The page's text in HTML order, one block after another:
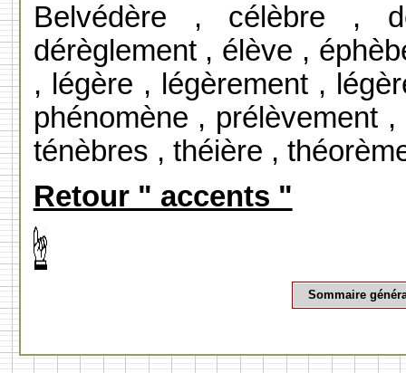
Belvédère , célèbre ,
dérèglement , élève ,
, légère , légèrement ,
phénomène , prélèvement
ténèbres , théière ,
Retour " accents "
Sommaire